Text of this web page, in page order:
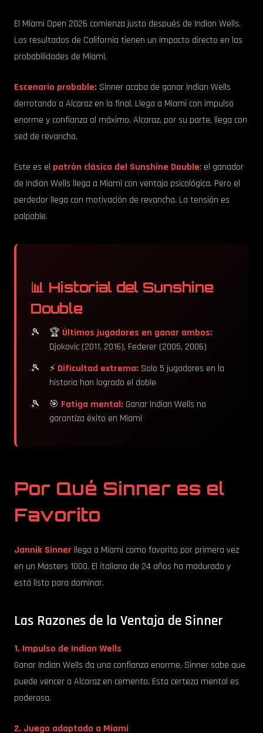
El Miami Open 2026 comienza justo después de Indian Wells.
Los resultados de California tienen un impacto directo en las
probabilidades de Miami.
Escenario probable: Sinner acaba de ganar Indian Wells
derrotando a Alcaraz en la final. Llega a Miami con impulso
enorme y confianza al máximo. Alcaraz, por su parte, llega con
sed de revancha.
Este es el patrón clásico del Sunshine Double: el ganador
de Indian Wells llega a Miami con ventaja psicológica. Pero el
perdedor llega con motivación de revancha. La tensión es
palpable.
📊 Historial del Sunshine
Double
🏆 Últimos jugadores en ganar ambos:
Djokovic (2011, 2016), Federer (2005, 2006)
⚡ Dificultad extrema: Solo 5 jugadores en la
historia han logrado el doble
🎯 Fatiga mental: Ganar Indian Wells no
garantiza éxito en Miami
Por Qué Sinner es el
Favorito
Jannik Sinner llega a Miami como favorito por primera vez
en un Masters 1000. El italiano de 24 años ha madurado y
está listo para dominar.
Las Razones de la Ventaja de Sinner
1. Impulso de Indian Wells
Ganar Indian Wells da una confianza enorme. Sinner sabe que
puede vencer a Alcaraz en cemento. Esta certeza mental es
poderosa.
2. Juego adaptado a Miami